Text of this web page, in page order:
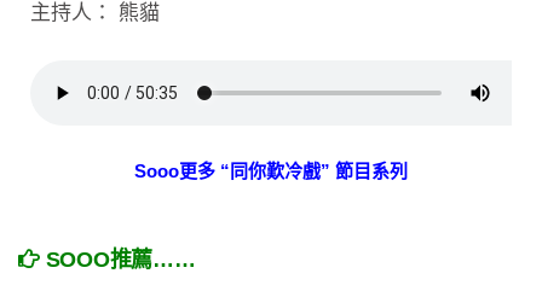
主持人： 熊貓
Sooo更多 “同你歎冷戲” 節目系列
SOOO推薦……